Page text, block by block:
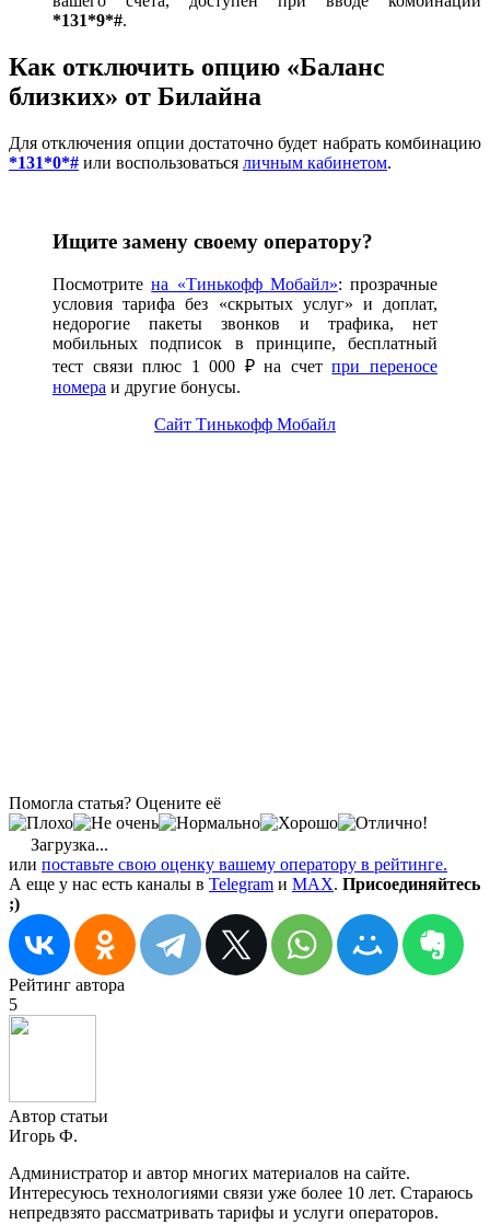
*131*9*#.
Как отключить опцию «Баланс
близких» от Билайна
Для отключения опции достаточно будет набрать комбинацию
*131*0*# или воспользоваться личным кабинетом.
Ищите замену своему оператору?
Посмотритена «Тинькофф Мобайл»: прозрачные
условия тарифа без «скрытых услуг» и доплат,
недорогие пакеты звонков и трафика, нет
мобильных подписок в принципе, бесплатный
тест связи плюс 1 000 ₽ на счетпри переносе
номера и другие бонусы.
Сайт Тинькофф Мобайл
Помогла статья? Оцените её
Загрузка...
или поставьте свою оценку вашему оператору в рейтинге.
А еще у нас есть каналы в Telegram и MAX. Присоединяйтесь
;)
Рейтинг автора
5
Автор статьи
Игорь Ф.
Администратор и автор многих материалов на сайте.
Интересуюсь технологиями связи уже более 10 лет. Стараюсь
непредвзято рассматривать тарифы и услуги операторов.